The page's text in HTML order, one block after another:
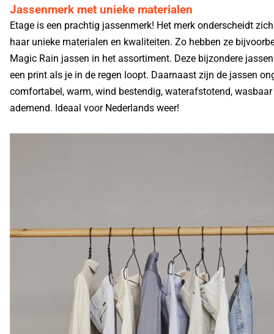
Jassenmerk met unieke materialen
Etage is een prachtig jassenmerk! Het merk onderscheidt
haar unieke materialen en kwaliteiten. Zo hebben ze
Magic Rain jassen in het assortiment. Deze bijzondere
een print als je in de regen loopt. Daarnaast zijn de jassen
comfortabel, warm, wind bestendig, waterafstotend, wasbaar
ademend. Ideaal voor Nederlands weer!